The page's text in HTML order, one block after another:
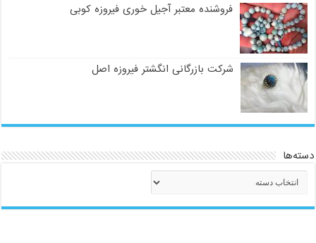
فروشنده معتبر آجیل خوری فیروزه کوبی
شرکت بازرگانی انگشتر فیروزه اصل
دسته‌ها
دسته‌ها